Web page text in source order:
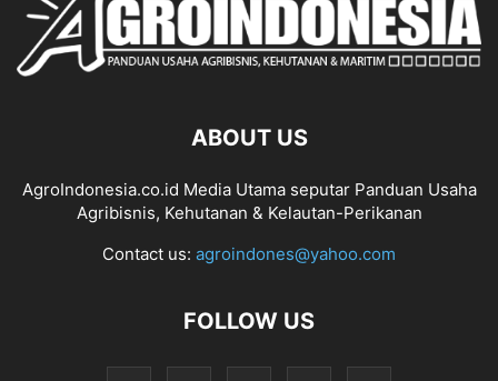
ABOUT US
AgroIndonesia.co.id Media Utama seputar Panduan Usaha
Agribisnis, Kehutanan & Kelautan-Perikanan
Contact us: agroindones@yahoo.com
FOLLOW US